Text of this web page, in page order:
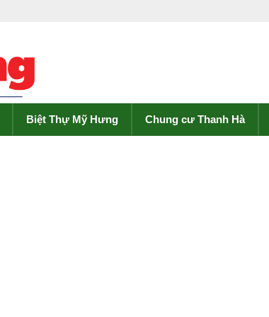
Biệt Thự Mỹ Hưng Chung cư Thanh Hà